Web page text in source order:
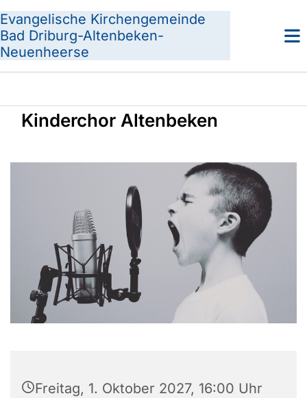
Evangelische Kirchengemeinde
Bad Driburg-Altenbeken-
Neuenheerse
Kinderchor Altenbeken
Freitag, 1. Oktober 2027, 16:00 Uhr